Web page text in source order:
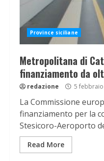
Province siciliane
Metropolitana di
finanziamento da
redazione 5
La Commissione
finanziamento per la
Stesicoro-Aeroporto
Read More